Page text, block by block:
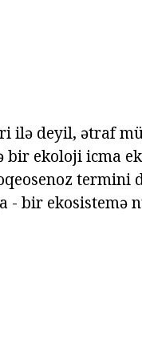
ilə deyil, ətraf
bir ekoloji icma
termini
- bir ekosistemə